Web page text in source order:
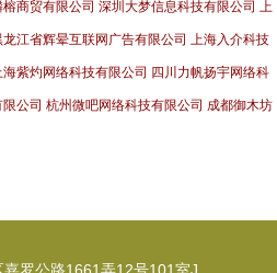
商贸有限公司 深圳大梦信息科技有限公司 上
龙江省辉晕互联网广告有限公司 上海入介科技
海紫灼网络科技有限公司 四川力帆扬宇网络科
公司 杭州微吧网络科技有限公司 成都御木坊